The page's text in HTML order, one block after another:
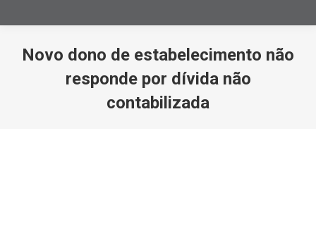
Novo dono de estabelecimento não
responde por dívida não
contabilizada